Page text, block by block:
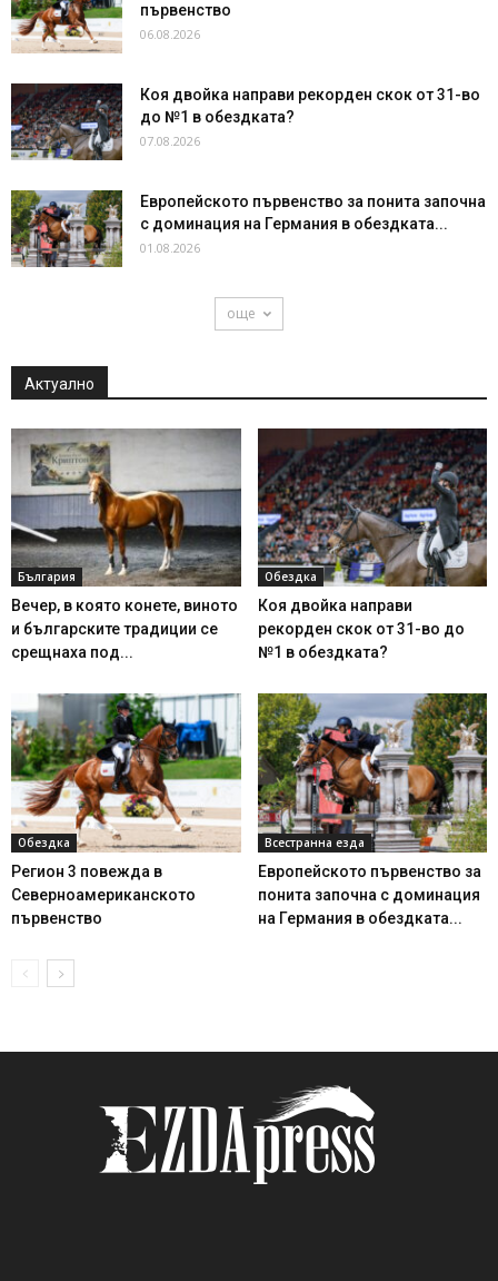
първенство
06.08.2026
Коя двойка направи рекорден скок от 31-во
до №1 в обездката?
07.08.2026
Европейското първенство за понита започна
с доминация на Германия в обездката...
01.08.2026
още
Актуално
България
Вечер, в която конете, виното
и българските традиции се
срещнаха под...
Обездка
Коя двойка направи
рекорден скок от 31-во до
№1 в обездката?
Обездка
Регион 3 повежда в
Северноамериканското
първенство
Всестранна езда
Европейското първенство за
понита започна с доминация
на Германия в обездката...